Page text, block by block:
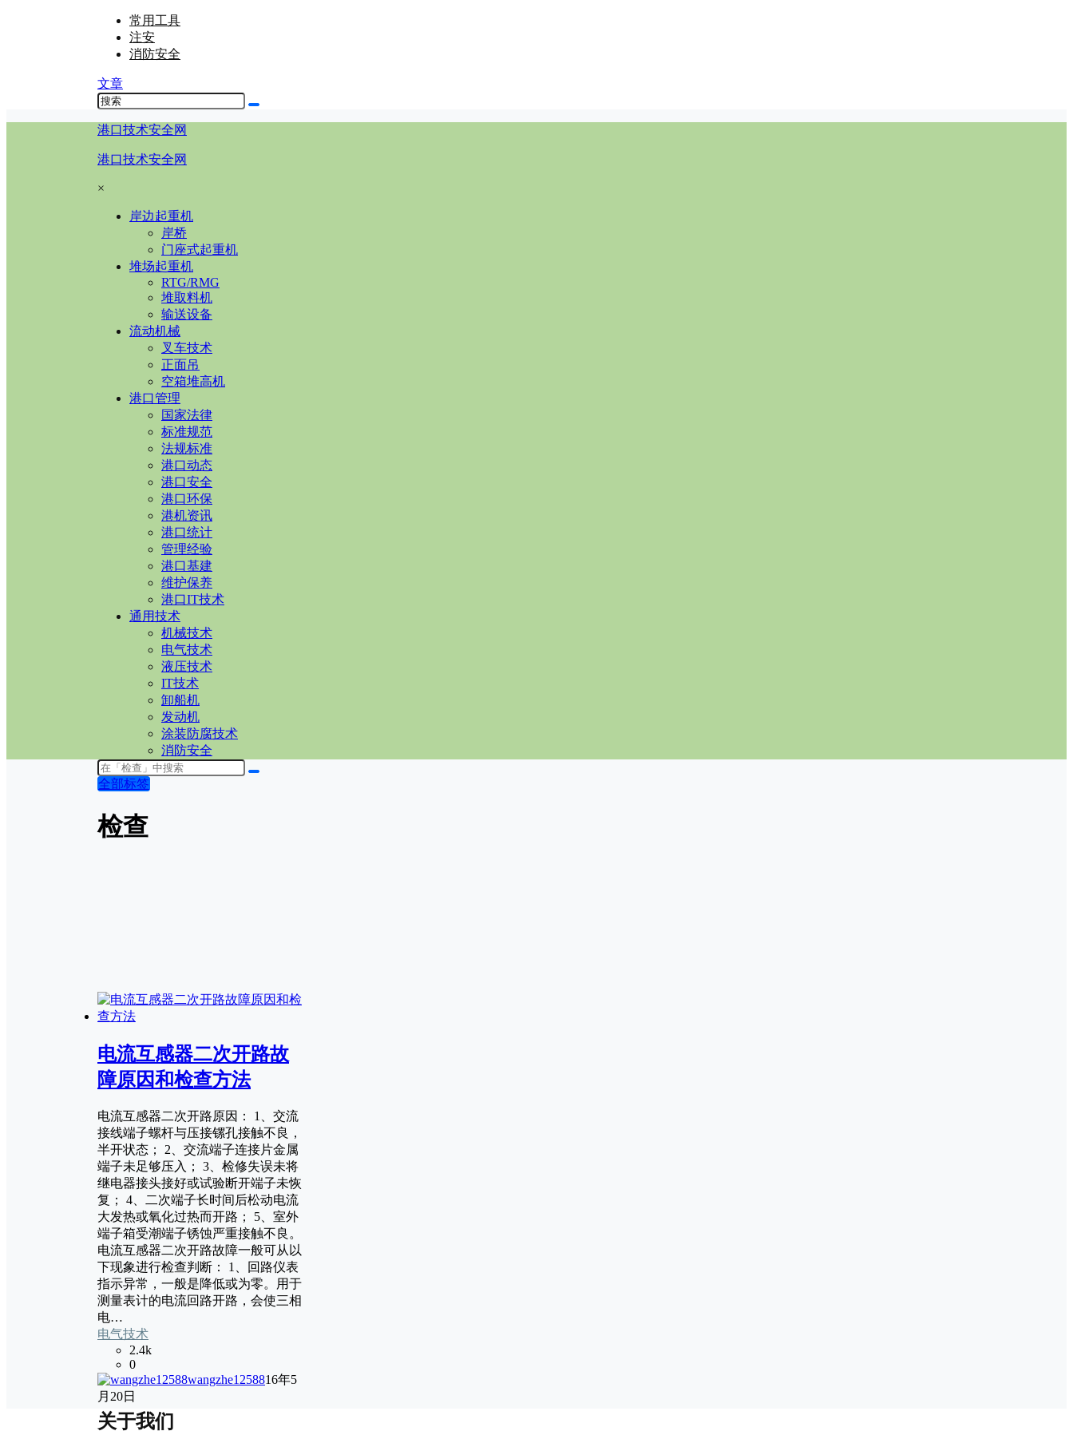
常用工具
注安
消防安全
文章
港口技术安全网
港口技术安全网
×
岸边起重机
岸桥
门座式起重机
堆场起重机
RTG/RMG
堆取料机
输送设备
流动机械
叉车技术
正面吊
空箱堆高机
港口管理
国家法律
标准规范
法规标准
港口动态
港口安全
港口环保
港机资讯
港口统计
管理经验
港口基建
维护保养
港口IT技术
通用技术
机械技术
电气技术
液压技术
IT技术
卸船机
发动机
涂装防腐技术
消防安全
全部标签
检查
电流互感器二次开路故
障原因和检查方法
电流互感器二次开路原因： 1、交流
接线端子螺杆与压接镙孔接触不良，
半开状态； 2、交流端子连接片金属
端子未足够压入； 3、检修失误未将
继电器接头接好或试验断开端子未恢
复； 4、二次端子长时间后松动电流
大发热或氧化过热而开路； 5、室外
端子箱受潮端子锈蚀严重接触不良。
电流互感器二次开路故障一般可从以
下现象进行检查判断： 1、回路仪表
指示异常，一般是降低或为零。用于
测量表计的电流回路开路，会使三相
电…
电气技术
2.4k
0
wangzhe1258816年5
月20日
关于我们